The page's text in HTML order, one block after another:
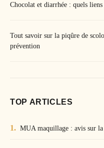
Chocolat et diarrhée : quels
Tout savoir sur la piqûre de
prévention
TOP ARTICLES
MUA maquillage : avis sur la